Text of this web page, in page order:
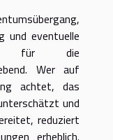
und eventuelle
für die
Wer auf
achtet, das
und
reduziert
erheblich.